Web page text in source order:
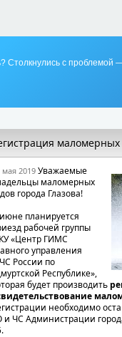
Столкнулись с проблемой
маломерных
мая 2019 Уважаемые
маломерных
города Глазова!
планируется
рабочей группы
«Центр ГИМС
управления
России по
Республике»,
будет производить
необходимо
и ЧС Администрации